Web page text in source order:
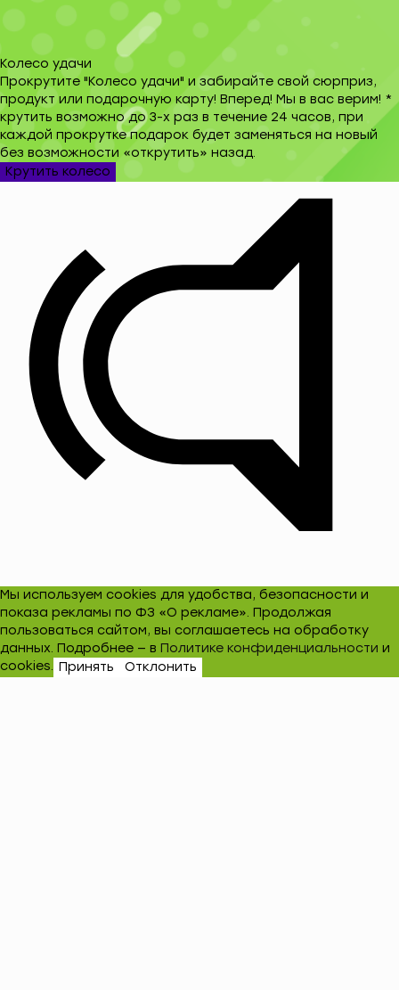
Колесо удачи
Прокрутите "Колесо удачи" и забирайте свой сюрприз,
продукт или подарочную карту! Вперед! Мы в вас верим! *
крутить возможно до 3-х раз в течение 24 часов, при
каждой прокрутке подарок будет заменяться на новый
без возможности «открутить» назад.
Крутить колесо
Мы используем cookies для удобства, безопасности и
показа рекламы по ФЗ «О рекламе». Продолжая
пользоваться сайтом, вы соглашаетесь на обработку
данных. Подробнее — в Политике конфиденциальности и
cookies. Принять Отклонить